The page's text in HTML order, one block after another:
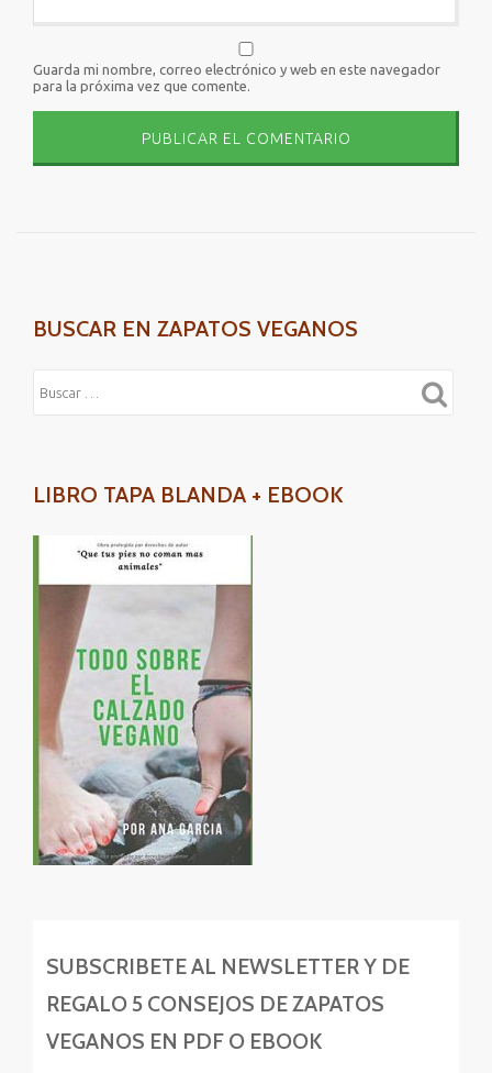
Guarda mi nombre, correo electrónico y web en este navegador
para la próxima vez que comente.
BUSCAR EN ZAPATOS VEGANOS
LIBRO TAPA BLANDA + EBOOK
SUBSCRIBETE AL NEWSLETTER Y DE
REGALO 5 CONSEJOS DE ZAPATOS
VEGANOS EN PDF O EBOOK